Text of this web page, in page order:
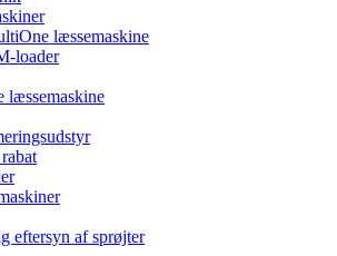
læssemaskine
loader
læssemaskine
eftersyn af sprøjter